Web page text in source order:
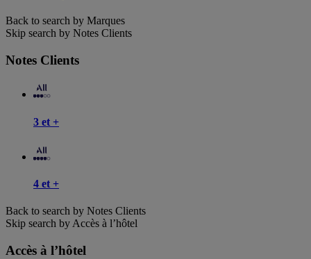
Back to search by Marques
Skip search by Notes Clients
Notes Clients
3 et +
4 et +
Back to search by Notes Clients
Skip search by Accès à l’hôtel
Accès à l’hôtel